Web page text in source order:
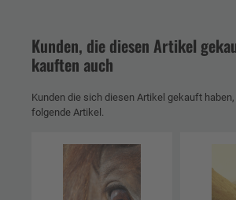
Kunden, die diesen Artikel
kauften auch
Kunden die sich diesen Artikel gekauft
folgende Artikel.